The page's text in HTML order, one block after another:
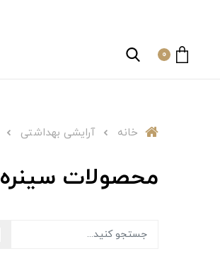
0
خانه آرایشی بهداشتی
محصولات سینره